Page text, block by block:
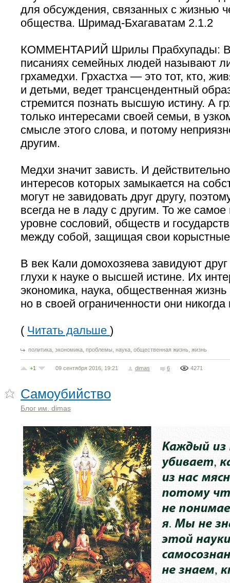
для обсуждения, связанных с жизнью
общества. Шримад-Бхагаватам 2.1.2
КОММЕНТАРИЙ Шрилы Прабхупады: В
писаниях семейных людей называют
грхамедхи. Грхастха — это тот, кто,
и детьми, ведет трансцендентный
стремится познать высшую истину. А
только интересами своей семьи, в
смысле этого слова, и потому
другим.
Медхи значит зависть. И
интересов которых замыкается на
могут не завидовать друг другу,
всегда не в ладу с другим. То же самое
уровне сословий, обществ и
между собой, защищая свои
В век Кали домохозяева завидуют друг
глухи к науке о высшей истине. Их
экономика, наука, общественная
но в своей ограниченности они никогда
( Читать дальше )
политика, экономика, проблемы, наука, общественная жизнь, жизнь
+1 09 сентября 2016, 19:21 dimas 6 4271
Самоубийство
Блог им. dimas